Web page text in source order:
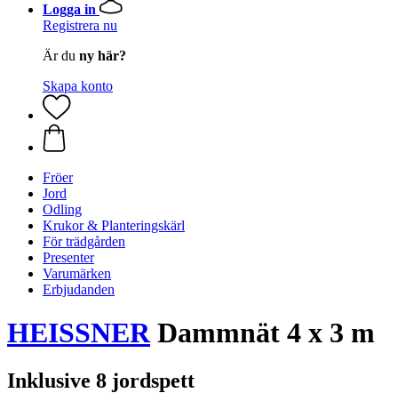
Logga in
Registrera nu
Är du ny här?
Skapa konto
Fröer
Jord
Odling
Krukor & Planteringskärl
För trädgården
Presenter
Varumärken
Erbjudanden
HEISSNERDammnät 4 x 3 m
Inklusive 8 jordspett